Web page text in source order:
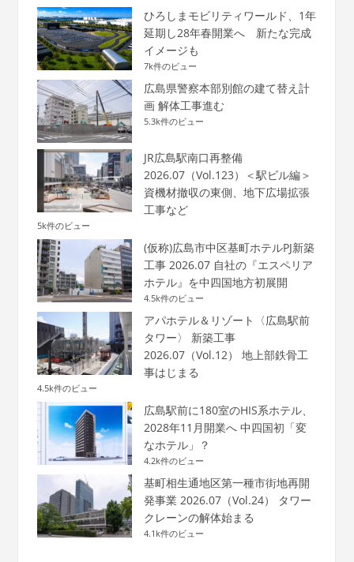
ひろしまモビリティワールド、1年
延期し28年春開業へ 新たな完成
イメージも
7k件のビュー
広島県警察本部別館の建て替え計
画 解体工事進む
5.3k件のビュー
JR広島駅南口再整備
2026.07（Vol.123）＜駅ビル編＞
資機材撤収の東側、地下広場拡張
工事など
5k件のビュー
(仮称)広島市中区基町ホテルPJ新築
工事 2026.07 自社の『エスペリア
ホテル』を中四国地方初展開
4.5k件のビュー
アパホテル＆リゾート〈広島駅前
タワー〉 新築工事
2026.07（Vol.12） 地上部鉄骨工
事はじまる
4.5k件のビュー
広島駅前に180室のHIS系ホテル、
2028年11月開業へ 中四国初「変
なホテル」？
4.2k件のビュー
基町相生通地区第一種市街地再開
発事業 2026.07（Vol.24） タワー
クレーンの解体始まる
4.1k件のビュー